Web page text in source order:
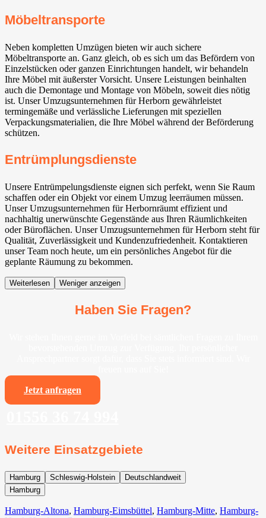
Möbeltransporte
Neben kompletten Umzügen bieten wir auch sichere
Möbeltransporte an. Ganz gleich, ob es sich um das Befördern von
Einzelstücken oder ganzen Einrichtungen handelt, wir behandeln
Ihre Möbel mit äußerster Vorsicht. Unsere Leistungen beinhalten
auch die Demontage und Montage von Möbeln, soweit dies nötig
ist. Unser Umzugsunternehmen für Herborn gewährleistet
termingemäße und verlässliche Lieferungen mit speziellen
Verpackungsmaterialien, die Ihre Möbel während der Beförderung
schützen.
Entrümplungsdienste
Unsere Entrümpelungsdienste eignen sich perfekt, wenn Sie Raum
schaffen oder ein Objekt vor einem Umzug leerräumen müssen.
Unser Umzugsunternehmen für Herbornräumt effizient und
nachhaltig unerwünschte Gegenstände aus Ihren Räumlichkeiten
oder Büroflächen. Unser Umzugsunternehmen für Herborn steht für
Qualität, Zuverlässigkeit und Kundenzufriedenheit. Kontaktieren
unser Team noch heute, um ein persönliches Angebot für die
geplante Räumung zu bekommen.
Weiterlesen Weniger anzeigen
Haben Sie Fragen?
Jetzt anfragen
Weitere Einsatzgebiete
Hamburg Schleswig-Holstein
Deutschlandweit
Hamburg
Hamburg-Altona, Hamburg-Eimsbüttel, Hamburg-Mitte, Hamburg-